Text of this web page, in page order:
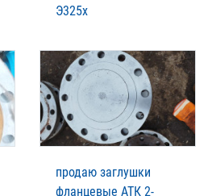
Э325х
продаю заглушки
фланцевые АТК 2-